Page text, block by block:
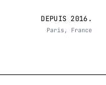
DEPUIS 2016.
Paris, France